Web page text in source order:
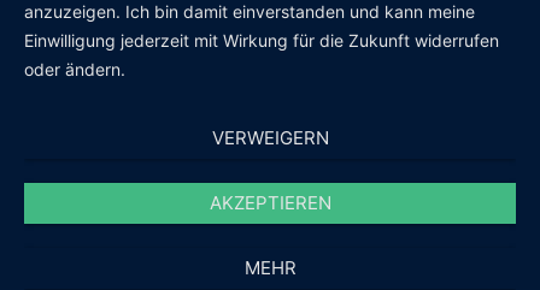
anzuzeigen. Ich bin damit einverstanden und kann meine
Einwilligung jederzeit mit Wirkung für die Zukunft widerrufen
oder ändern.
VERWEIGERN
AKZEPTIEREN
MEHR